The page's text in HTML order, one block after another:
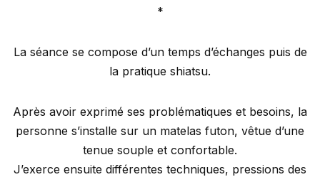
*
La séance se compose d’un temps d’échanges puis de
la pratique shiatsu.
Après avoir exprimé ses problématiques et besoins, la
personne s’installe sur un matelas futon, vêtue d’une
tenue souple et confortable.
J’exerce ensuite différentes techniques, pressions des